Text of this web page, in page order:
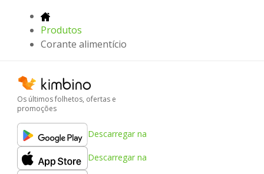
Produtos
Corante alimentício
Os últimos folhetos, ofertas e
promoções
Descarregar na
Descarregar na